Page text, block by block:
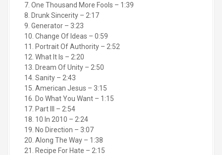
7. One Thousand More Fools – 1:39
8. Drunk Sincerity – 2:17
9. Generator – 3:23
10. Change Of Ideas – 0:59
11. Portrait Of Authority – 2:52
12. What It Is – 2:20
13. Dream Of Unity – 2:50
14. Sanity – 2:43
15. American Jesus – 3:15
16. Do What You Want – 1:15
17. Part III – 2:54
18. 10 In 2010 – 2:24
19. No Direction – 3:07
20. Along The Way – 1:38
21. Recipe For Hate – 2:15